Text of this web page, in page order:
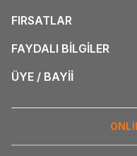
FIRSATLAR
FAYDALI BİLGİLER
ÜYE / BAYİİ